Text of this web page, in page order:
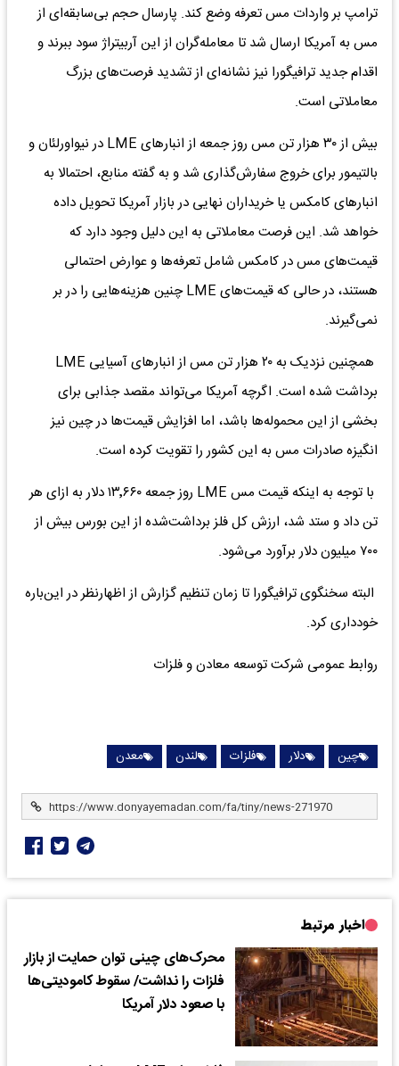
ترامپ بر واردات مس تعرفه وضع کند. پارسال حجم بی‌سابقه‌ای از
مس به آمریکا ارسال شد تا معامله‌گران از این آربیتراژ سود ببرند و
اقدام جدید ترافیگورا نیز نشانه‌ای از تشدید فرصت‌های بزرگ
معاملاتی است.
بیش از ۳۰ هزار تن مس روز جمعه از انبارهای LME در نیواورلئان و
بالتیمور برای خروج سفارش‌گذاری شد و به گفته منابع، احتمالا به
انبارهای کامکس یا خریداران نهایی در بازار آمریکا تحویل داده
خواهد شد. این فرصت معاملاتی به این دلیل وجود دارد که
قیمت‌های مس در کامکس شامل تعرفه‌ها و عوارض احتمالی
هستند، در حالی که قیمت‌های LME چنین هزینه‌هایی را در بر
نمی‌گیرند.
همچنین نزدیک به ۲۰ هزار تن مس از انبارهای آسیایی LME
برداشت شده است. اگرچه آمریکا می‌تواند مقصد جذابی برای
بخشی از این محموله‌ها باشد، اما افزایش قیمت‌ها در چین نیز
انگیزه صادرات مس به این کشور را تقویت کرده است.
با توجه به اینکه قیمت مس LME روز جمعه ۱۳٬۶۶۰ دلار به ازای هر
تن داد و ستد شد، ارزش کل فلز برداشت‌شده از این بورس بیش از
۷۰۰ میلیون دلار برآورد می‌شود.
البته سخنگوی ترافیگورا تا زمان تنظیم گزارش از اظهارنظر در این‌باره
خودداری کرد.
روابط عمومی شرکت توسعه معادن و فلزات
چین دلار فلزات لندن معدن
اخبار مرتبط
محرک‌های چینی توان حمایت از بازار
فلزات را نداشت/ سقوط کامودیتی‌ها
با صعود دلار آمریکا